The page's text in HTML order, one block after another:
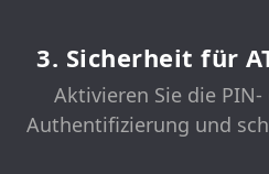
3. Sicherheit für
Aktivieren Sie die
Authentifizierung und